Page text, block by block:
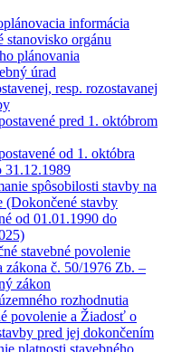
informácia
stanovisko orgánu
plánovania
úrad
resp. rozostavanej
pred 1. októbrom
od 1. októbra
31.12.1989
spôsobilosti stavby na
(Dokončené stavby
od 01.01.1990 do
stavebné povolenie
zákona č. 50/1976 Zb. –
zákon
rozhodnutia
povolenie a Žiadosť o
pred jej dokončením